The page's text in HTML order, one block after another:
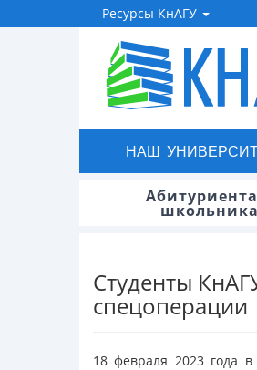
Ресурсы КнАГУ
НАШ
Студенты
спецоперации
18 февраля 2023 года